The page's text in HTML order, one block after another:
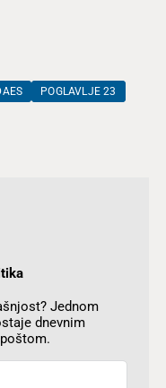
POGLAVLJE 23
Jednom
dnevnim